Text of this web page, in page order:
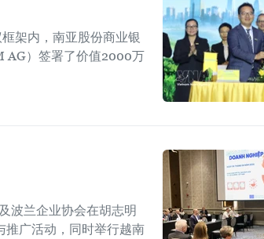
架内，南亚股份商业银
AG）签署了价值2000万
波兰企业协会在胡志明
广活动，同时举行越南